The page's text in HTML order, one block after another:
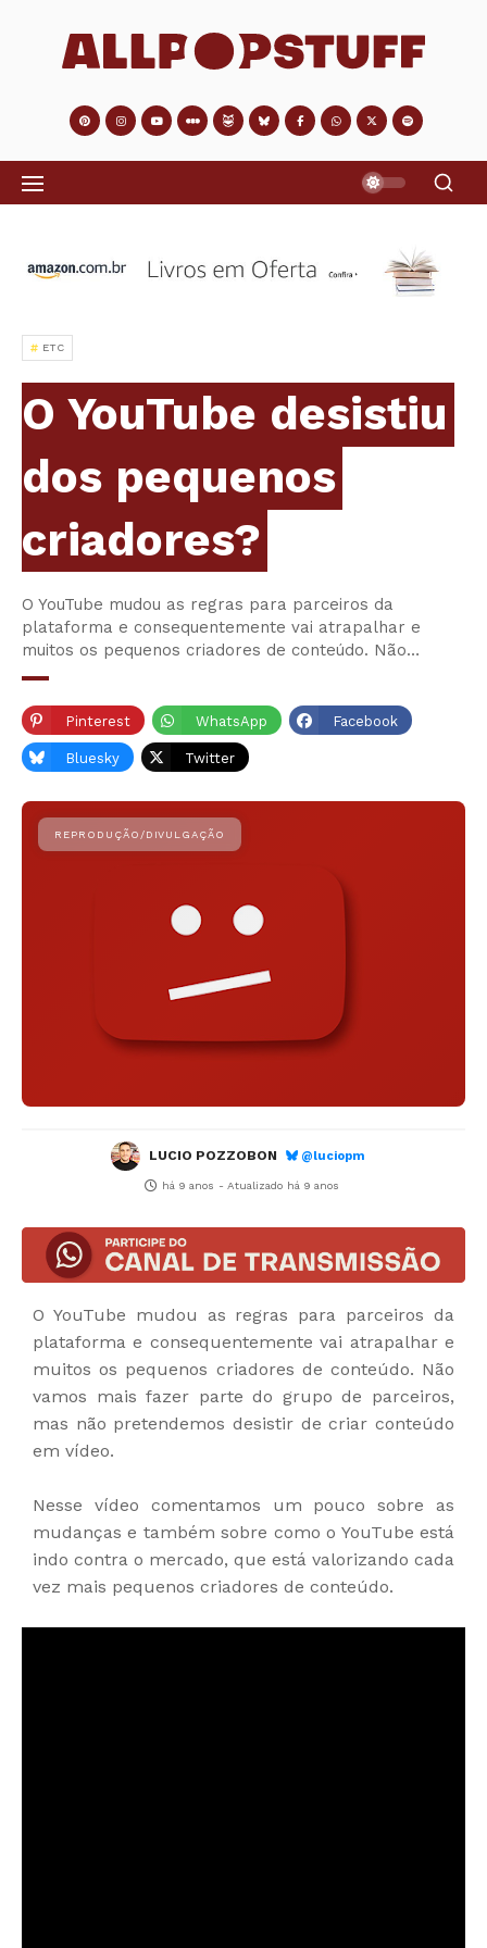
ETC
O YouTube desistiu
dos pequenos
criadores?
O YouTube mudou as regras para parceiros da
plataforma e consequentemente vai atrapalhar e
muitos os pequenos criadores de conteúdo. Não…
Pinterest WhatsApp Facebook
Bluesky Twitter
LUCIO POZZOBON @luciopm
há 9 anos - Atualizado há 9 anos
O YouTube mudou as regras para parceiros da
plataforma e consequentemente vai atrapalhar e
muitos os pequenos criadores de conteúdo. Não
vamos mais fazer parte do grupo de parceiros,
mas não pretendemos desistir de criar conteúdo
em vídeo.
Nesse vídeo comentamos um pouco sobre as
mudanças e também sobre como o YouTube está
indo contra o mercado, que está valorizando cada
vez mais pequenos criadores de conteúdo.